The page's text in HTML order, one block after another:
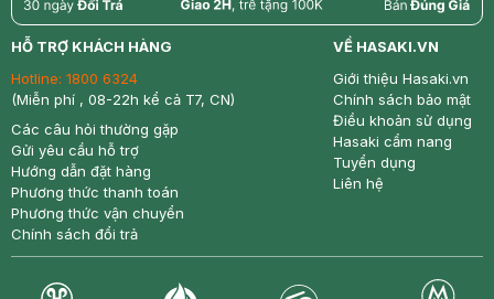
return nowfree price
HỖ TRỢ KHÁCH HÀNG
Hotline: 1800 6324
(Miễn phí , 08-22h kể cả T7, CN)
Các câu hỏi thường gặp
Gửi yêu cầu hỗ trợ
Hướng dẫn đặt hàng
Phương thức thanh toán
Phương thức vận chuyển
Chính sách đổi trả
VỀ HASAKI.VN
Giới thiệu Hasaki.vn
Chính sách bảo mật
Điều khoản sử dụng
Hasaki cẩm nang
Tuyển dụng
Liên hệ